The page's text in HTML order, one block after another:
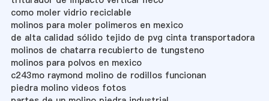
como moler vidrio reciclable
molinos para moler polimeros en mexico
de alta calidad sólido tejido de pvg cinta transportadora
molinos de chatarra recubierto de tungsteno
molinos para polvos en mexico
c243mo raymond molino de rodillos funcionan
piedra molino videos fotos